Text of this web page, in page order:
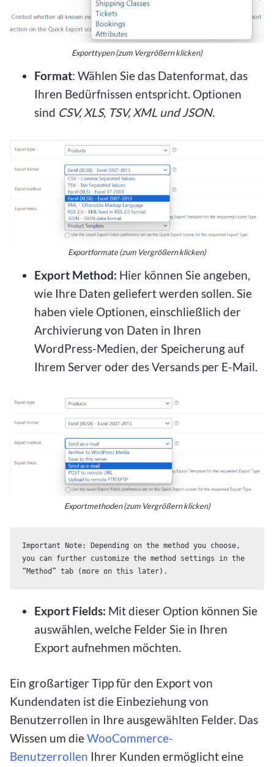
Exporttypen (zum Vergrößern klicken)
Format: Wählen Sie das Datenformat, das
Ihren Bedürfnissen entspricht. Optionen
sind CSV, XLS, TSV, XML und JSON.
Exportformate (zum Vergrößern klicken)
Export Method: Hier können Sie angeben,
wie Ihre Daten geliefert werden sollen. Sie
haben viele Optionen, einschließlich der
Archivierung von Daten in Ihren
WordPress-Medien, der Speicherung auf
Ihrem Server oder des Versands per E-Mail.
Exportmethoden (zum Vergrößern klicken)
Important Note: Depending on the method you choose,
you can further customize the method settings in the
“Method” tab (more on this later).
Export Fields: Mit dieser Option können Sie
auswählen, welche Felder Sie in Ihren
Export aufnehmen möchten.
Ein großartiger Tipp für den Export von
Kundendaten ist die Einbeziehung von
Benutzerrollen in Ihre ausgewählten Felder. Das
Wissen um dieWooCommerce-
Benutzerrollen Ihrer Kunden ermöglicht eine